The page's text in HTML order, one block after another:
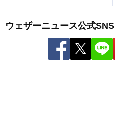
ウェザーニュース公式SNS